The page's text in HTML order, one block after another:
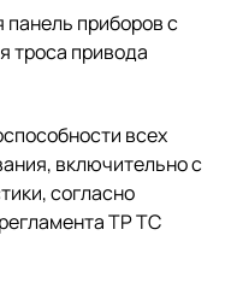
панель приборов с
троса привода
всех
включительно с
согласно
ТР ТС